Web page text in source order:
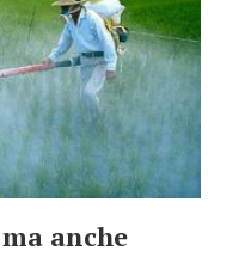
anche